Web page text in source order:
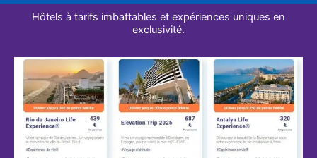
Hôtels à tarifs imbattables et expériences uniques en
exclusivité.